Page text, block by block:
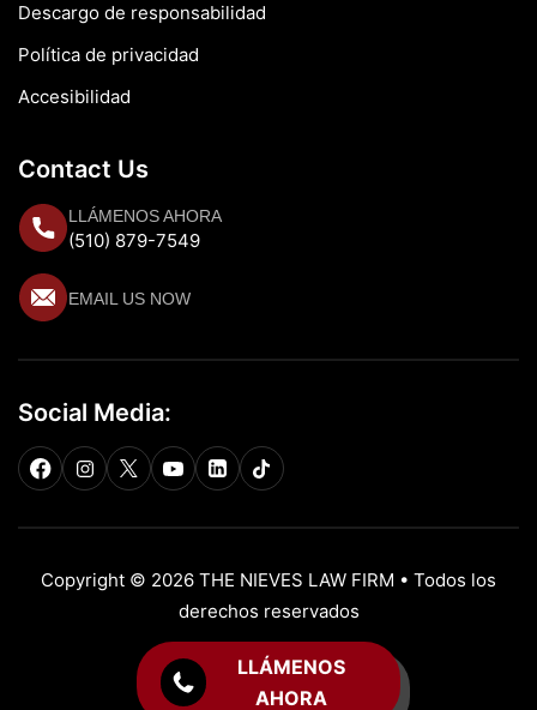
LLÁMENOS
AHORA
Descargo de responsabilidad
Política de privacidad
Accesibilidad
Contact Us
LLÁMENOS AHORA
(510) 879-7549
EMAIL US NOW
Social Media:
Copyright © 2026 THE NIEVES LAW FIRM • Todos los
derechos reservados